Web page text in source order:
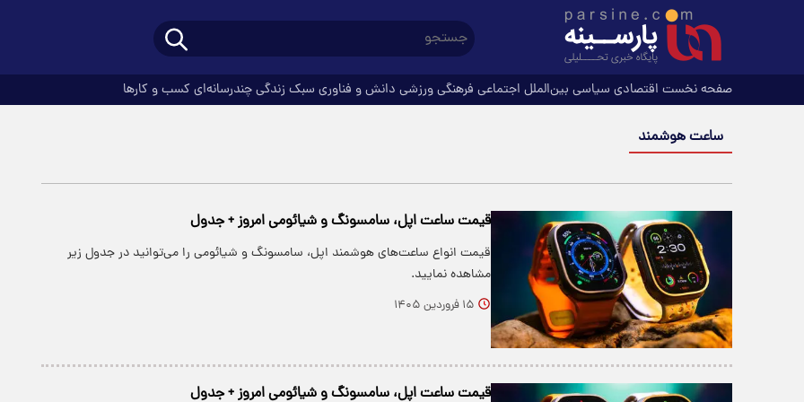
صفحه نخست اقتصادی سیاسی بین‌الملل اجتماعی فرهنگیورزشی دانش و فناوری سبک زندگیچندرسانه‌ای کسب و کارها
ساعت هوشمند
قیمت ساعت اپل، سامسونگ و شیائومی امروز + جدول
قیمت انواع ساعت‌های هوشمند اپل، سامسونگ و شیائومی را می‌توانید در جدول زیر
مشاهده نمایید.
۱۵ فروردین ۱۴۰۵
قیمت ساعت اپل، سامسونگ و شیائومی امروز + جدول